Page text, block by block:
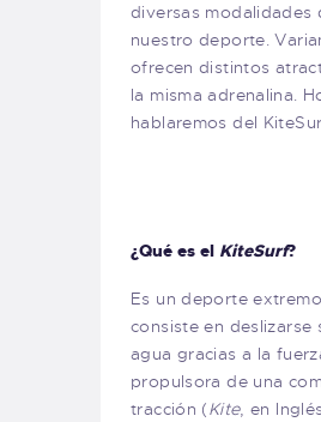
diversas modalidades
nuestro deporte.
ofrecen distintos
la misma adrenalina.
hablaremos del
¿Qué es el KiteSurf?
Es un deporte
consiste en deslizarse
agua gracias a la
propulsora de una
tracción (Kite, en